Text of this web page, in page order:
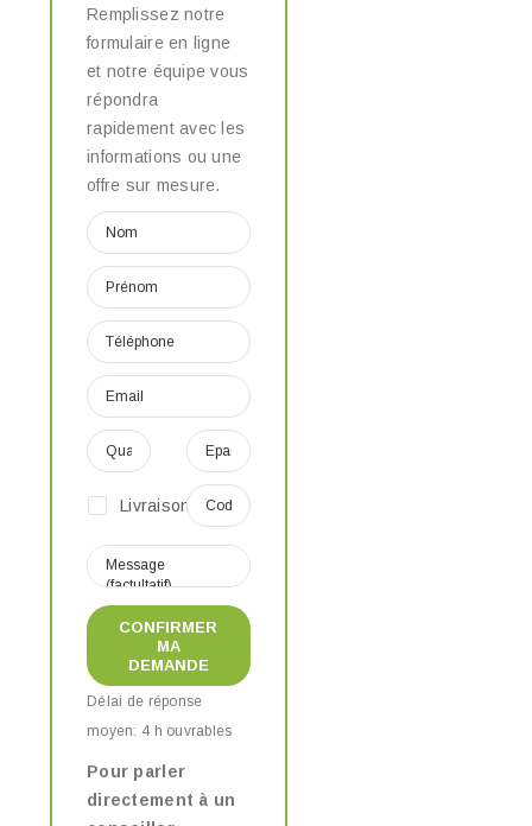
Remplissez notre
formulaire en ligne
et notre équipe vous
répondra
rapidement avec les
informations ou une
offre sur mesure.
Livraison
CONFIRMER
MA
DEMANDE
Délai de réponse
moyen: 4 h ouvrables
Pour parler
directement à un